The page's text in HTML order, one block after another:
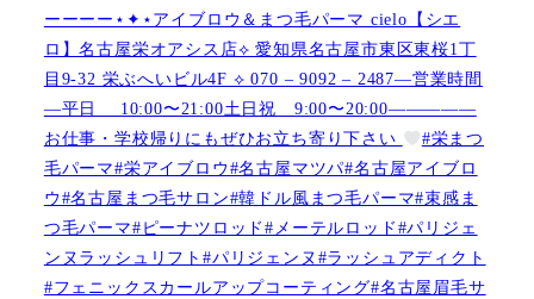
ーーーー⋆✦⋆アイブロウ＆まつ毛パーマ cielo【シエ
ロ】名古屋栄オアシス店︎︎⟡ 愛知県名古屋市東区東桜1丁
目9-32 栄ぶへいビル4F ︎︎⟡ 070 – 9092 – 2487—営業時間
—平日 10:00〜21:00土日祝 9:00〜20:00—————
お仕事・学校帰りにもぜひお立ち寄り下さい
#栄まつ
毛パーマ#栄アイブロウ#名古屋マツパ#名古屋アイブロ
ウ#名古屋まつ毛サロン#韓ドル風まつ毛パーマ#束感ま
つ毛パーマ#ピーナツロッド#メーテルロッド#パリジェ
ンヌラッシュリフト#パリジェンヌ#ラッシュアディクト
#フェニックスカールアップコーティング#名古屋眉毛サ